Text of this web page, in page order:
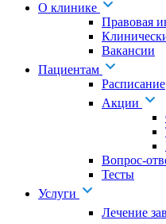
О клинике
Правовая
Вакансии
Пациентам
Расписание
Акции
Вопрос-
Тесты
Услуги
Лечение